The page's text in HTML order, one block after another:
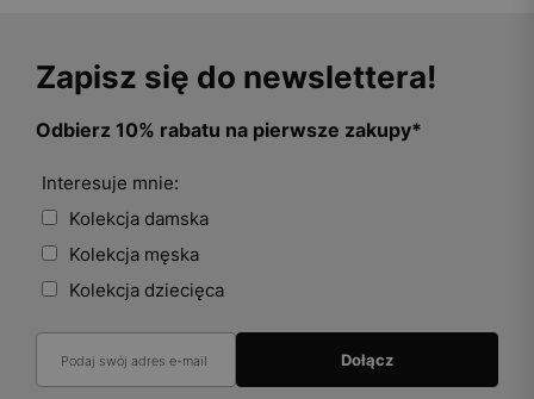
Zapisz się do newslettera!
Odbierz 10% rabatu na pierwsze zakupy*
Interesuje mnie:
Kolekcja damska
Kolekcja męska
Kolekcja dziecięca